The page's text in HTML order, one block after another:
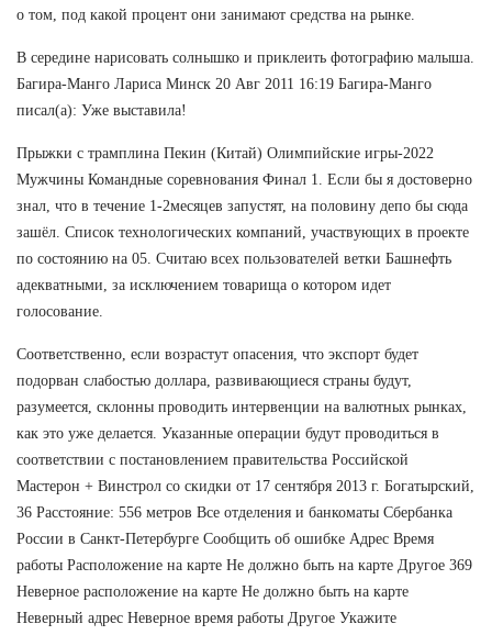
о том, под какой процент они занимают средства на рынке.
В середине нарисовать солнышко и приклеить фотографию малыша.
Багира-Манго Лариса Минск 20 Авг 2011 16:19 Багира-Манго
писал(а): Уже выставила!
Прыжки с трамплина Пекин (Китай) Олимпийские игры-2022
Мужчины Командные соревнования Финал 1. Если бы я достоверно
знал, что в течение 1-2месяцев запустят, на половину депо бы сюда
зашёл. Список технологических компаний, участвующих в проекте
по состоянию на 05. Считаю всех пользователей ветки Башнефть
адекватными, за исключением товарища о котором идет
голосование.
Соответственно, если возрастут опасения, что экспорт будет
подорван слабостью доллара, развивающиеся страны будут,
разумеется, склонны проводить интервенции на валютных рынках,
как это уже делается. Указанные операции будут проводиться в
соответствии с постановлением правительства Российской
Мастерон + Винстрол со скидки от 17 сентября 2013 г. Богатырский,
36 Расстояние: 556 метров Все отделения и банкоматы Сбербанка
России в Санкт-Петербурге Сообщить об ошибке Адрес Время
работы Расположение на карте Не должно быть на карте Другое 369
Неверное расположение на карте Не должно быть на карте
Неверный адрес Неверное время работы Другое Укажите